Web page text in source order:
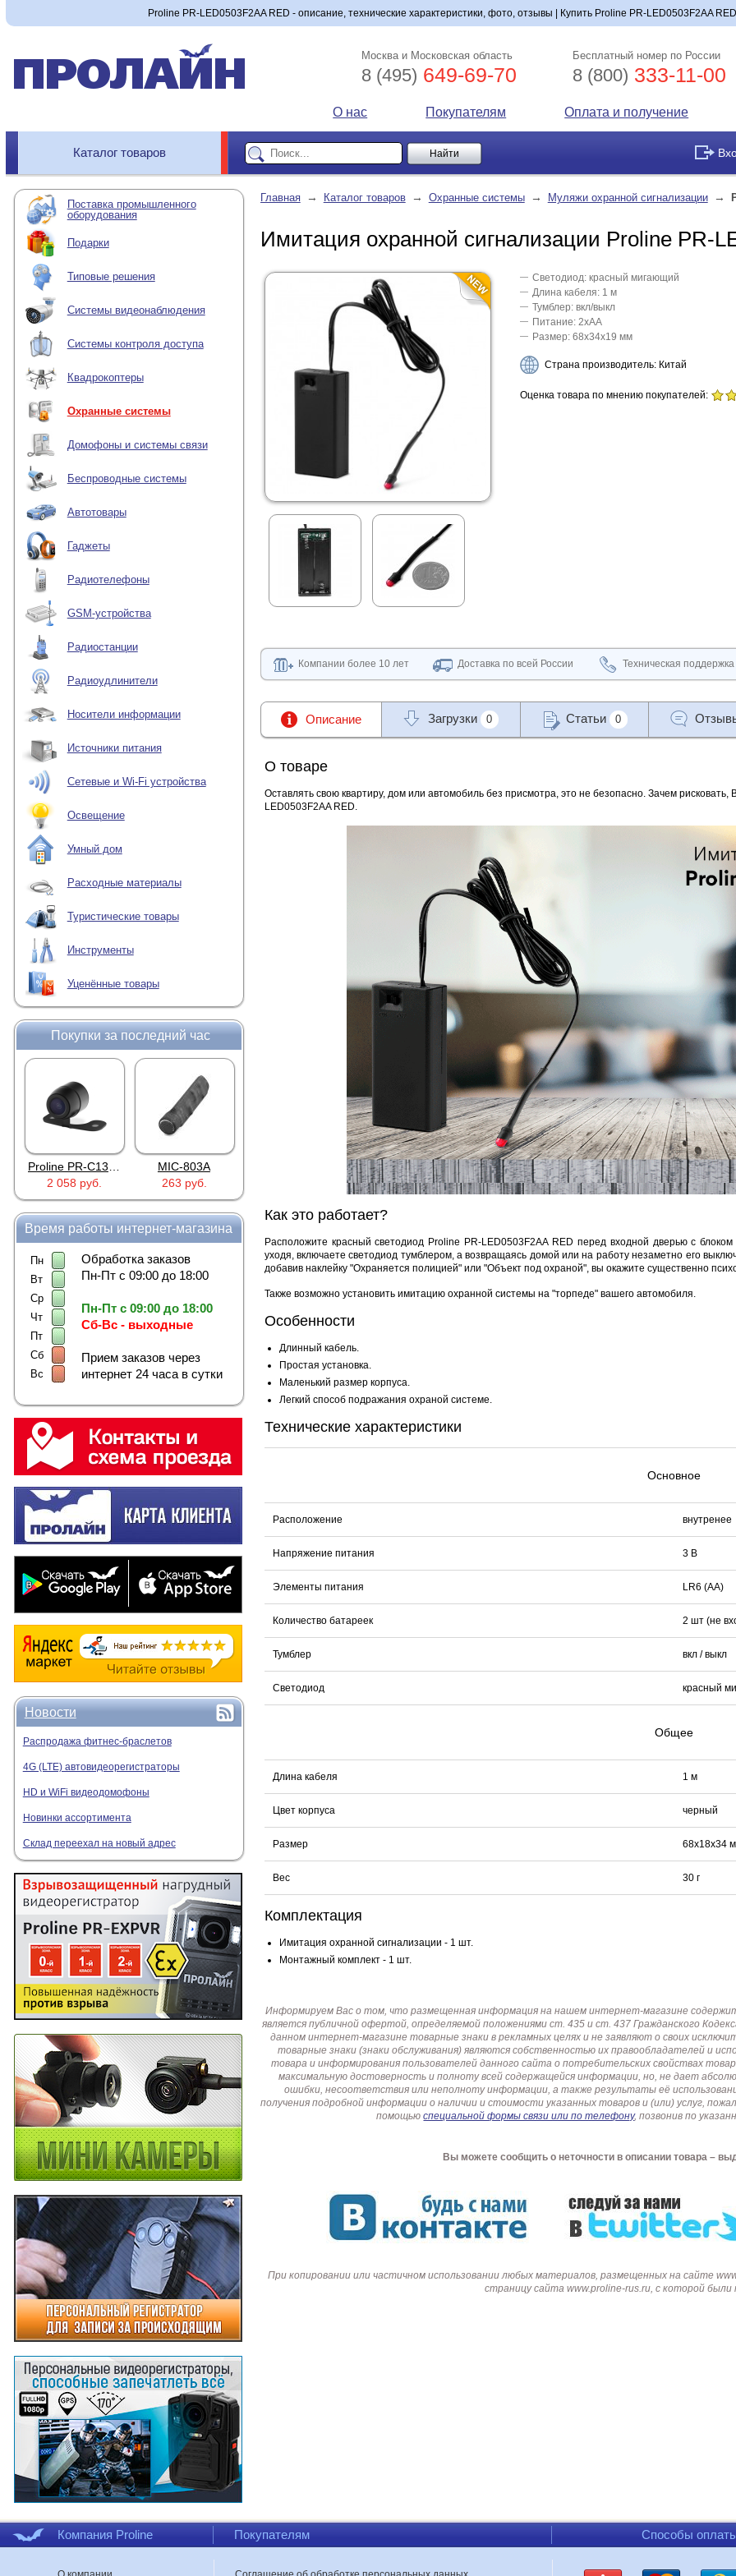
Proline PR-LED0503F2AA RED - описание, технические характеристики, фото, отзывы | Купить Proline PR-LED0503F2AA
Москва и Московская область
8 (495) 649-69-70
Бесплатный номер по России
8 (800) 333-11-00
О нас Покупателям Оплата и получение
Каталог товаров
Поставка промышленного
оборудования
Подарки
Типовые решения
Системы видеонаблюдения
Системы контроля доступа
Квадрокоптеры
Охранные системы
Домофоны и системы связи
Беспроводные системы
Автотовары
Гаджеты
Радиотелефоны
GSM-устройства
Радиостанции
Радиоудлинители
Носители информации
Источники питания
Сетевые и Wi-Fi устройства
Освещение
Умный дом
Расходные материалы
Туристические товары
Инструменты
Уценённые товары
Покупки за последний час
Proline PR-C1335
2 058 руб.
MIC-803A
263 руб.
4PIN(п)/2RCA(п)+DJK-11(п)
386 руб.
DJK-11Y(1м-2п) U3-1L
97 руб.
DJK-11Y(1м-4п) U3-1Y
206 руб.
Proline
4 452
Время работы интернет-магазина
Пн
Вт
Ср
Чт
Пт
Сб
Вс
Обработка заказов
Пн-Пт с 09:00 до 18:00
Пн-Пт с 09:00 до 18:00
Сб-Вс - выходные
Прием заказов через
интернет 24 часа в сутки
Новости
Распродажа фитнес-браслетов
4G (LTE) автовидеорегистраторы
HD и WiFi видеодомофоны
Новинки ассортимента
Склад переехал на новый адрес
Главная → Каталог товаров → Охранные системы → Муляжи охранной сигнализации →
Имитация охранной сигнализации Proline PR-
Светодиод: красный мигающий
Длина кабеля: 1 м
Тумблер: вкл/выкл
Питание: 2хАА
Размер: 68х34х19 мм
Страна производитель: Китай
Оценка товара по мнению покупателей:
Компании более 10 лет Доставка по всей России Техническая поддержка
Описание Загрузки 0 Статьи 0
О товаре
Оставлять свою квартиру, дом или автомобиль без присмотра, это не безопасно. Зачем
LED0503F2AA RED.
Как это работает?
Расположите красный светодиод Proline PR-LED0503F2AA RED перед входной дверью с
уходя, включаете светодиод тумблером, а возвращаясь домой или на работу незаметно его
добавив наклейку "Охраняется полицией" или "Объект под охраной", вы окажите существенно
Также возможно установить имитацию охранной системы на "торпеде" вашего автомобиля.
Особенности
Длинный кабель.
Простая установка.
Маленький размер корпуса.
Легкий способ подражания охраной системе.
Технические характеристики
Основное
Расположение внутренее
Напряжение питания 3 В
Элементы питания LR6 (АА)
Количество батареек 2 шт (не
Тумблер вкл / выкл
Светодиод красный
Общее
Длина кабеля 1 м
Цвет корпуса черный
Размер 68x18x34
Вес 30 г
Комплектация
Имитация охранной сигнализации - 1 шт.
Монтажный комплект - 1 шт.
Информируем Вас о том, что размещенная информация на нашем интернет-магазине
является публичной офертой, определяемой положениями ст. 435 и ст. 437 Гражданского
данном интернет-магазине товарные знаки в рекламных целях и не заявляют о своих
товарные знаки (знаки обслуживания) являются собственностью их правообладателей и
товара и информирования пользователей данного сайта о потребительских свойствах
максимальную достоверность и полноту всей содержащейся информации, но, не дает
ошибки, несоответствия или неполноту информации, а также результаты её
получения подробной информации о наличии и стоимости указанных товаров и (или) услуг,
помощьюспециальной формы связи или по телефону, позвонив по
Вы можете сообщить о неточности в описании товара –
При копировании или частичном использовании любых материалов, размещенных на сайте
страницу сайта www.proline-rus.ru, с которой
Компания Proline Покупателям Способы